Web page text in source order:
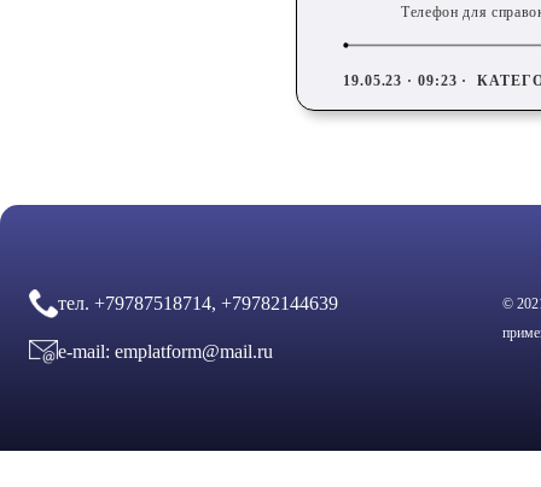
Телефон для
19.05.23 · 09:23 ·
тел. +79787518714, +79782144639
e-mail: emplatform@mail.ru
©